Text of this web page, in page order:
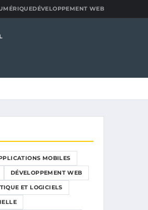
DÉVELOPPEMENT WEB
MOBILES
DÉVELOPPEMENT WEB
ET LOGICIELS